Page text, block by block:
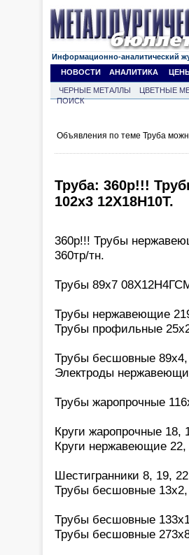
Информационно-аналитический
НОВОСТИ
АНАЛИТИКА
ЧЕРНЫЕ МЕТАЛЛЫ ЦВЕТНЫЕ
ПОИСК
Объявления по теме Труба
Труба: 360р!!!
102х3 12Х18Н10Т.
360р!!! Трубы
360тр/тн.
Трубы 89х7
Трубы нержавеющие
Трубы профильные
Трубы бесшовные 89х4,
Электроды
Трубы жаропрочные
Круги жаропрочные
Круги нержавеющие
Шестигранники 8, 19,
Трубы бесшовные 13х2,
Трубы бесшовные
Трубы бесшовные